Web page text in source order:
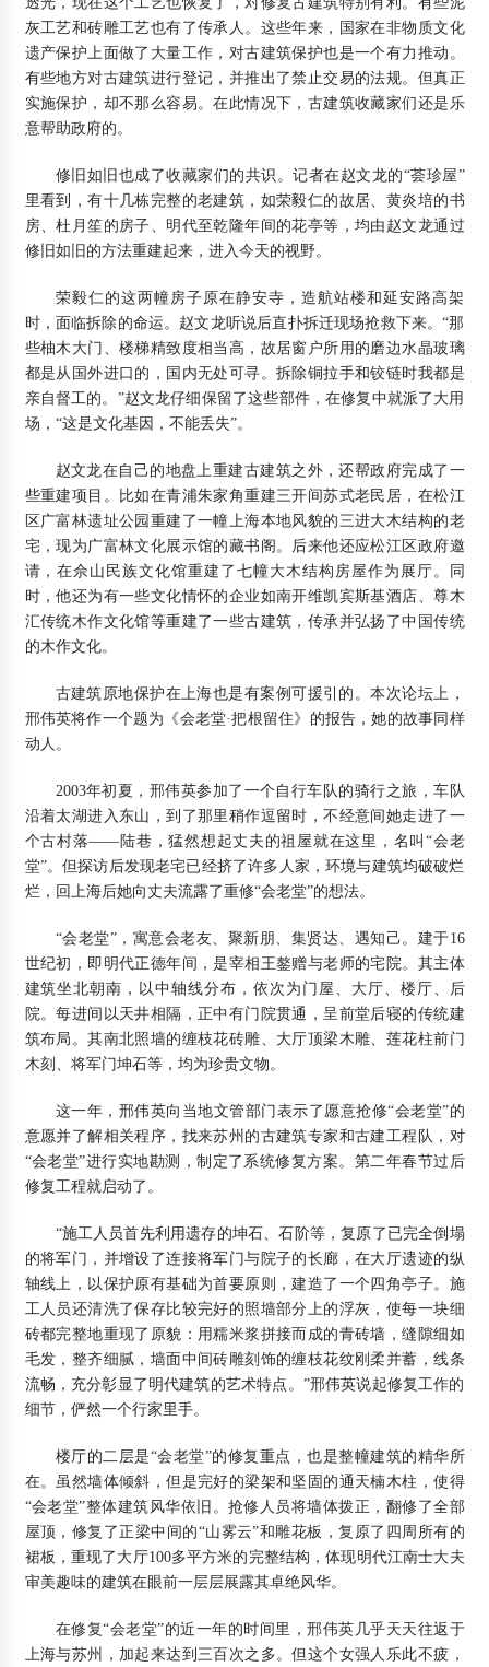
灰工艺和砖雕工艺也有了传承人。这些年来，国家在非物质文化
遗产保护上面做了大量工作，对古建筑保护也是一个有力推动。
有些地方对古建筑进行登记，并推出了禁止交易的法规。但真正
实施保护，却不那么容易。在此情况下，古建筑收藏家们还是乐
意帮助政府的。
修旧如旧也成了收藏家们的共识。记者在赵文龙的“荟珍屋”
里看到，有十几栋完整的老建筑，如荣毅仁的故居、黄炎培的书
房、杜月笙的房子、明代至乾隆年间的花亭等，均由赵文龙通过
修旧如旧的方法重建起来，进入今天的视野。
荣毅仁的这两幢房子原在静安寺，造航站楼和延安路高架
时，面临拆除的命运。赵文龙听说后直扑拆迁现场抢救下来。“那
些柚木大门、楼梯精致度相当高，故居窗户所用的磨边水晶玻璃
都是从国外进口的，国内无处可寻。拆除铜拉手和铰链时我都是
亲自督工的。”赵文龙仔细保留了这些部件，在修复中就派了大用
场，“这是文化基因，不能丢失”。
赵文龙在自己的地盘上重建古建筑之外，还帮政府完成了一
些重建项目。比如在青浦朱家角重建三开间苏式老民居，在松江
区广富林遗址公园重建了一幢上海本地风貌的三进大木结构的老
宅，现为广富林文化展示馆的藏书阁。后来他还应松江区政府邀
请，在佘山民族文化馆重建了七幢大木结构房屋作为展厅。同
时，他还为有一些文化情怀的企业如南开维凯宾斯基酒店、尊木
汇传统木作文化馆等重建了一些古建筑，传承并弘扬了中国传统
的木作文化。
古建筑原地保护在上海也是有案例可援引的。本次论坛上，
邢伟英将作一个题为《会老堂·把根留住》的报告，她的故事同样
动人。
2003年初夏，邢伟英参加了一个自行车队的骑行之旅，车队
沿着太湖进入东山，到了那里稍作逗留时，不经意间她走进了一
个古村落——陆巷，猛然想起丈夫的祖屋就在这里，名叫“会老
堂”。但探访后发现老宅已经挤了许多人家，环境与建筑均破破烂
烂，回上海后她向丈夫流露了重修“会老堂”的想法。
“会老堂”，寓意会老友、聚新朋、集贤达、遇知己。建于16
世纪初，即明代正德年间，是宰相王鏊赠与老师的宅院。其主体
建筑坐北朝南，以中轴线分布，依次为门屋、大厅、楼厅、后
院。每进间以天井相隔，正中有门院贯通，呈前堂后寝的传统建
筑布局。其南北照墙的缠枝花砖雕、大厅顶梁木雕、莲花柱前门
木刻、将军门坤石等，均为珍贵文物。
这一年，邢伟英向当地文管部门表示了愿意抢修“会老堂”的
意愿并了解相关程序，找来苏州的古建筑专家和古建工程队，对
“会老堂”进行实地勘测，制定了系统修复方案。第二年春节过后
修复工程就启动了。
“施工人员首先利用遗存的坤石、石阶等，复原了已完全倒塌
的将军门，并增设了连接将军门与院子的长廊，在大厅遗迹的纵
轴线上，以保护原有基础为首要原则，建造了一个四角亭子。施
工人员还清洗了保存比较完好的照墙部分上的浮灰，使每一块细
砖都完整地重现了原貌：用糯米浆拼接而成的青砖墙，缝隙细如
毛发，整齐细腻，墙面中间砖雕刻饰的缠枝花纹刚柔并蓄，线条
流畅，充分彰显了明代建筑的艺术特点。”邢伟英说起修复工作的
细节，俨然一个行家里手。
楼厅的二层是“会老堂”的修复重点，也是整幢建筑的精华所
在。虽然墙体倾斜，但是完好的梁架和坚固的通天楠木柱，使得
“会老堂”整体建筑风华依旧。抢修人员将墙体拨正，翻修了全部
屋顶，修复了正梁中间的“山雾云”和雕花板，复原了四周所有的
裙板，重现了大厅100多平方米的完整结构，体现明代江南士大夫
审美趣味的建筑在眼前一层层展露其卓绝风华。
在修复“会老堂”的近一年的时间里，邢伟英几乎天天往返于
上海与苏州，加起来达到三百次之多。但这个女强人乐此不疲，